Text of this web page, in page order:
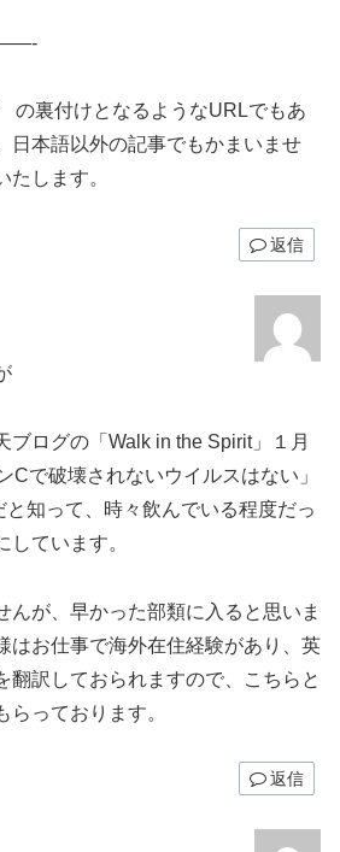
裏付けとなるようなURLでもあ
日本語以外の記事でもかまいませ
たします。
返信
ログの「Walk in the Spirit」１月
Cで破壊されないウイルスはない」
知って、時々飲んでいる程度だっ
しています。
んが、早かった部類に入ると思いま
はお仕事で海外在住経験があり、英
翻訳しておられますので、こちらと
らっております。
返信